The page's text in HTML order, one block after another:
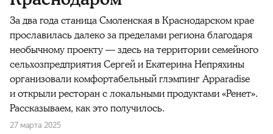
За два года станица Смоленская в Краснодарском крае
прославилась далеко за пределами региона благодаря
необычному проекту — здесь на территории семейного
сельхозпредприятия Сергей и Екатерина Непряхины
организовали комфортабельный глэмпинг Apparadise
и открыли ресторан с локальными продуктами «Ренет».
Рассказываем, как это получилось.
27 марта 2025